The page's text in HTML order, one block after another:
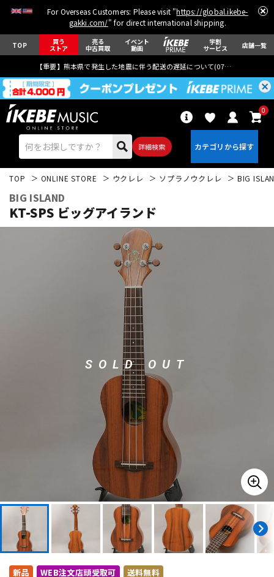
For Overseas Customers: Please visit "https://global.ikebe-
gakki.com/" for direct international shipping.
TOP 買う
ストア
売る
中古買取
イベント
動画
学割
サービス 店舗一覧
【重要】熊本県で発生した地震に伴う配送の遅延について(07月29日
詳細検索
0
エフェクター
DJ機器 DTM
TOP ONLINE STORE ウクレレ ソプラノウクレレ BIG
BIG ISLAND
KT-SPS ビッグアイランド
SOLD OUT
新品 WEB注文店頭受取可 送料無料